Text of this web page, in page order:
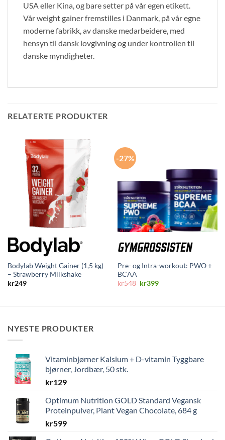
USA eller Kina, og bare setter på vår egen etikett.
Vår weight gainer fremstilles i Danmark, på vår egne
moderne fabrikk, av danske medarbeidere, med
hensyn til dansk lovgivning og under kontrollen til
danske myndigheter.
RELATERTE PRODUKTER
Bodylab Weight Gainer (1,5 kg)
– Strawberry Milkshake
kr249
-27%
Pre- og Intra-workout: PWO +
BCAA
kr548 Opprinnelig
kr399Nåværende
NYESTE PRODUKTER
Vitaminbjørner Kalsium + D-vitamin Tyggbare
bjørner, Jordbær, 50 stk.
kr129
Optimum Nutrition GOLD Standard Vegansk
Proteinpulver, Plant Vegan Chocolate, 684 g
kr599